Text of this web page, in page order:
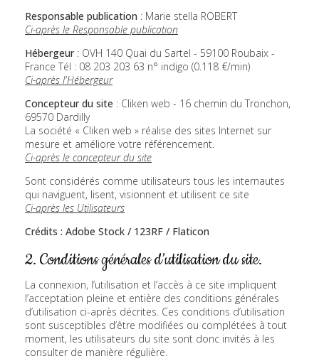
Responsable publication : Marie stella ROBERT
Ci-après le Responsable publication
Hébergeur: OVH 140 Quai du Sartel - 59100 Roubaix -
France Tél : 08 203 203 63 n° indigo (0.118 €/min)
Ci-après l'Hébergeur
Concepteur du site : Cliken web - 16 chemin du Tronchon,
69570 Dardilly
La société « Cliken web » réalise des sites Internet sur
mesure et améliore votre référencement.
Ci-après le concepteur du site
Sont considérés comme utilisateurs tous les internautes
qui naviguent, lisent, visionnent et utilisent ce site
Ci-après les Utilisateurs
Crédits : Adobe Stock / 123RF / Flaticon
2. Conditions générales d’utilisation du site.
La connexion, l’utilisation et l’accès à ce site impliquent
l’acceptation pleine et entière des conditions générales
d’utilisation ci-après décrites. Ces conditions d’utilisation
sont susceptibles d’être modifiées ou complétées à tout
moment, les utilisateurs du site sont donc invités à les
consulter de manière régulière.